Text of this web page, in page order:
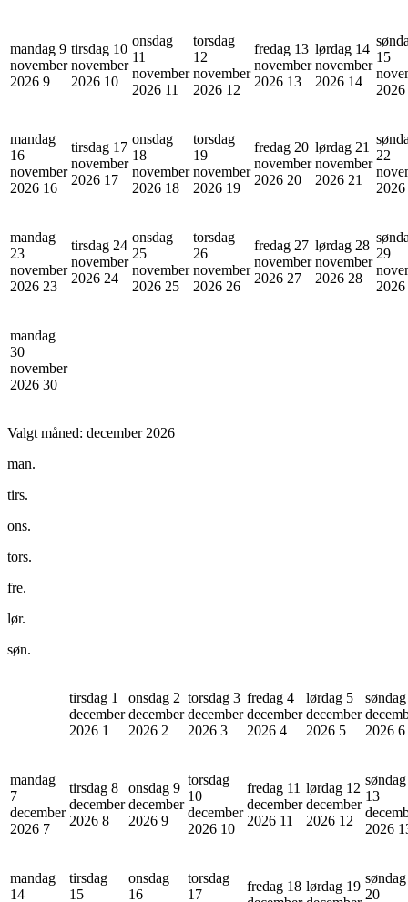
mandag 9
november
2026 9
tirsdag 10
november
2026 10
onsdag
11
november
2026 11
torsdag
12
november
2026 12
fredag 13
november
2026 13
lørdag 14
november
2026 14
15
2026
mandag
16
november
2026 16
tirsdag 17
november
2026 17
onsdag
18
november
2026 18
torsdag
19
november
2026 19
fredag 20
november
2026 20
lørdag 21
november
2026 21
22
2026
mandag
23
november
2026 23
tirsdag 24
november
2026 24
onsdag
25
november
2026 25
torsdag
26
november
2026 26
fredag 27
november
2026 27
lørdag 28
november
2026 28
29
2026
mandag
30
november
2026 30
Valgt måned: december 2026
man.
tirs.
ons.
tors.
fre.
lør.
søn.
tirsdag 1
december
2026 1
onsdag 2
december
2026 2
torsdag 3
december
2026 3
fredag 4
december
2026 4
lørdag 5
december
2026 5
2026 6
mandag
7
december
2026 7
tirsdag 8
december
2026 8
onsdag 9
december
2026 9
torsdag
10
december
2026 10
fredag 11
december
2026 11
lørdag 12
december
2026 12
søndag
13
2026
mandag
14
tirsdag
15
onsdag
16
torsdag
17
fredag 18 lørdag 19
søndag
20